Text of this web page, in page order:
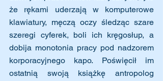
że rękami uderzają w komputerowe
klawiatury, męczą oczy śledząc szare
szeregi cyferek, boli ich kręgosłup, a
dobija monotonia pracy pod nadzorem
korporacyjnego kapo. Poświęcił im
ostatnią swoją książkę antropolog